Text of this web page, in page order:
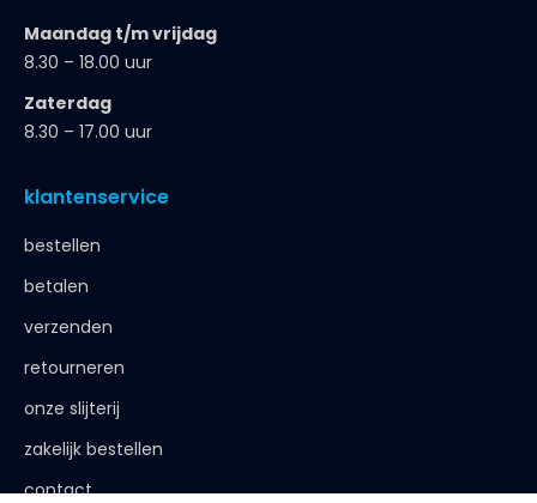
Maandag t/m vrijdag
8.30 – 18.00 uur
Zaterdag
8.30 – 17.00 uur
klantenservice
bestellen
betalen
verzenden
retourneren
onze slijterij
zakelijk bestellen
contact